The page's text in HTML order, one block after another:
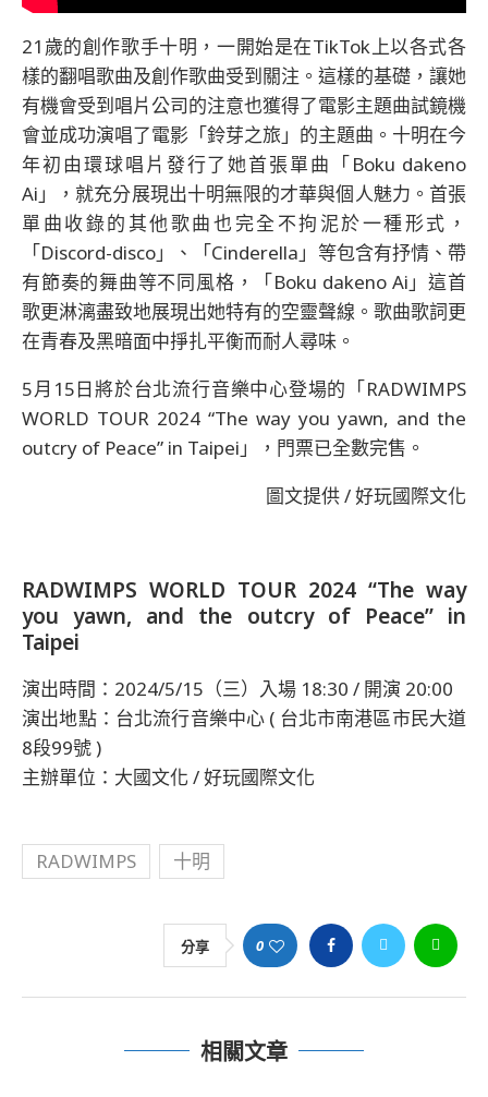
21歲的創作歌手十明，一開始是在TikTok上以各式各
樣的翻唱歌曲及創作歌曲受到關注。這樣的基礎，讓她
有機會受到唱片公司的注意也獲得了電影主題曲試鏡機
會並成功演唱了電影「鈴芽之旅」的主題曲。十明在今
年初由環球唱片發行了她首張單曲「Boku dakeno
Ai」，就充分展現出十明無限的才華與個人魅力。首張
單曲收錄的其他歌曲也完全不拘泥於一種形式，
「Discord-disco」、「Cinderella」等包含有抒情、帶
有節奏的舞曲等不同風格，「Boku dakeno Ai」這首
歌更淋漓盡致地展現出她特有的空靈聲線。歌曲歌詞更
在青春及黑暗面中掙扎平衡而耐人尋味。
5月15日將於台北流行音樂中心登場的「RADWIMPS
WORLD TOUR 2024 “The way you yawn, and the
outcry of Peace” in Taipei」，門票已全數完售。
圖文提供 / 好玩國際文化
RADWIMPS WORLD TOUR 2024 “The way
you yawn, and the outcry of Peace” in
Taipei
演出時間：2024/5/15（三）入場 18:30 / 開演 20:00
演出地點：台北流行音樂中心 ( 台北市南港區市民大道
8段99號 )
主辦單位：大國文化 / 好玩國際文化
RADWIMPS 十明
分享 0
相關文章